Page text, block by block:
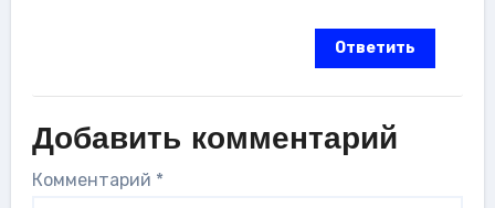
Ответить
Добавить комментарий
Комментарий *